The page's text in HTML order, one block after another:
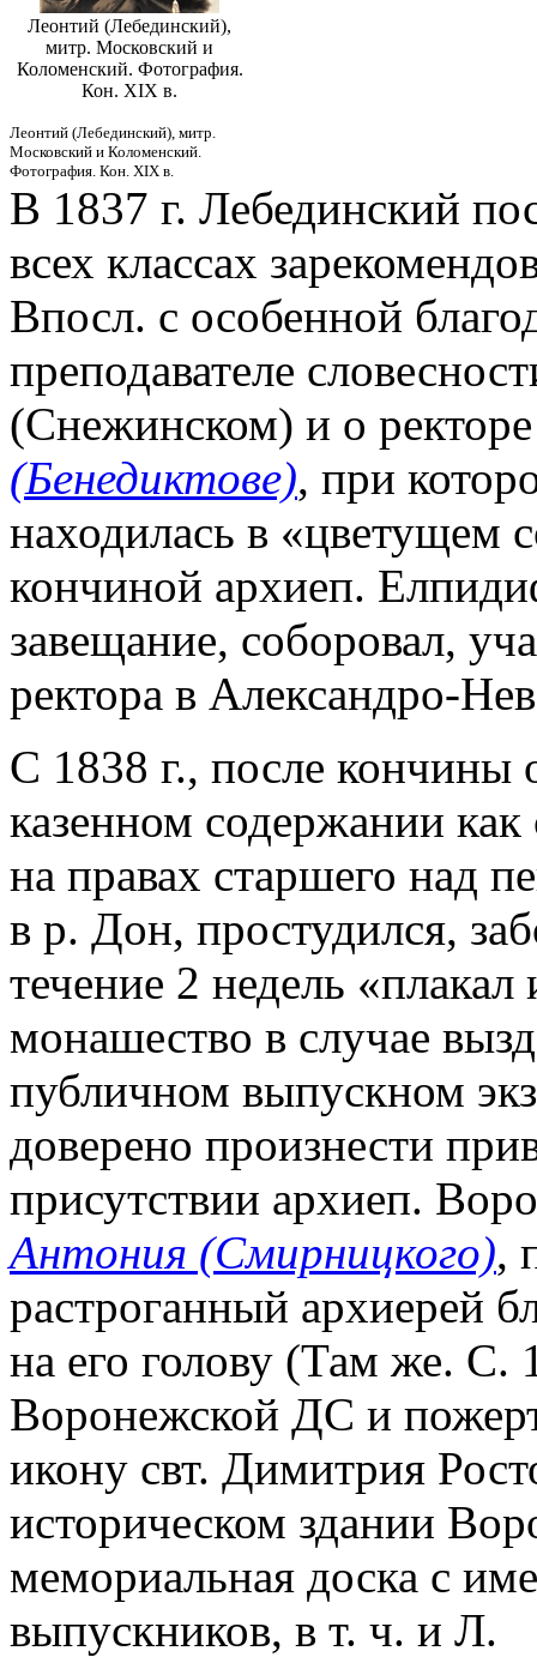
Леонтий (Лебединский),
митр. Московский и
Коломенский. Фотография.
Кон. XIX в.
Леонтий (Лебединский), митр.
Московский и Коломенский.
Фотография. Кон. XIX в.
В 1837 г. Лебединский
всех классах
Впосл. с особенной
преподавателе
(Снежинском) и о
(Бенедиктове), при
находилась в «цветущем
кончиной архиеп.
завещание, соборовал,
ректора в Александро-
С 1838 г., после кончины
казенном содержании
на правах старшего над
в р. Дон, простудился,
течение 2 недель
монашество в случае
публичном выпускном
доверено произнести
присутствии архиеп.
Антония (Смирницкого),
растроганный архиерей
на его голову (Там же. С.
Воронежской ДС и
икону свт. Димитрия
историческом здании
мемориальная доска с
выпускников, в т. ч. и Л.